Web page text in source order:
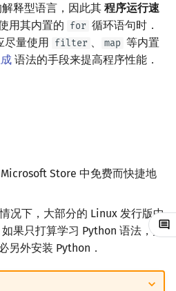
狄利克雷卷积
莫比乌斯反演
类欧几里德算法
释型语言，因此其 程序运行速
用其内置的 for 循环语句时．
尽量使用 filter 、 map 等内置
语法的手段来提高程序性能．
Store 中免费而快捷地
况下，大部分的 Linux 发行版中
果只打算学习 Python 语法，并
另外安装 Python．